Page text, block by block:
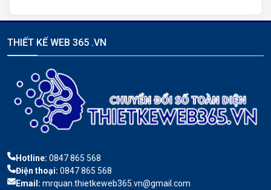
THIẾT KẾ WEB 365 .VN
Hotline: 0847 865 568
Điện thoại: 0847 865 568
Email: mrquan.thietkeweb365.vn@gmail.com